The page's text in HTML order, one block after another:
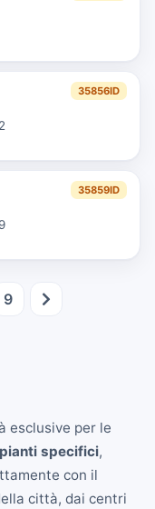
35856ID
35859ID
9
esclusive per le
specifici,
con il
città, dai centri